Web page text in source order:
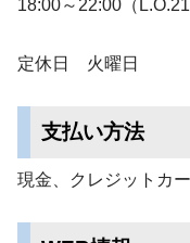
18:00～22:00（
定休日 火曜日
支払い方法
現金、クレジットカ